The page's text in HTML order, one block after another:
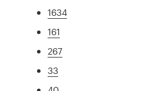
1634
161
267
33